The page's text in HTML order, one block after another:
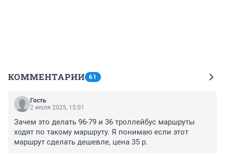
КОММЕНТАРИИ 61
Гость
2 июля 2025, 15:01
Зачем это делать 96-79 и 36 троллейбус маршруты
ходят по такому маршруту. Я понимаю если этот
маршрут сделать дешевле, цена 35 р.